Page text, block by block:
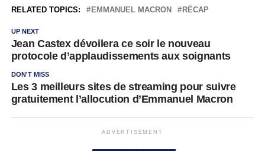
RELATED TOPICS: EMMANUEL MACRON RÉCAP
UP NEXT
Jean Castex dévoilera ce soir le nouveau
protocole d’applaudissements aux soignants
DON'T MISS
Les 3 meilleurs sites de streaming pour suivre
gratuitement l’allocution d’Emmanuel Macron
ADVERTISEMENT